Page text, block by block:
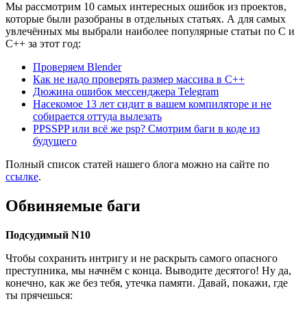
Мы рассмотрим 10 самых интересных ошибок из проектов,
которые были разобраны в отдельных статьях. А для самых
увлечённых мы выбрали наиболее популярные статьи по C и
C++ за этот год:
Проверяем Blender
Как не надо проверять размер массива в С++
Дюжина ошибок мессенджера Telegram
Насекомое 13 лет сидит в вашем компиляторе и не
собирается оттуда вылезать
PPSSPP или всё же psp? Смотрим баги в коде из
будущего
Полный список статей нашего блога можно на сайте по
ссылке.
Обвиняемые баги
Подсудимый N10
Чтобы сохранить интригу и не раскрыть самого опасного
преступника, мы начнём с конца. Выводите десятого! Ну да,
конечно, как же без тебя, утечка памяти. Давай, покажи, где
ты прячешься: